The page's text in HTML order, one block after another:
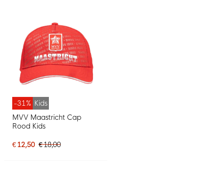
-31% Kids
MVV Maastricht Cap
Rood Kids
€ 12,50 € 18,00